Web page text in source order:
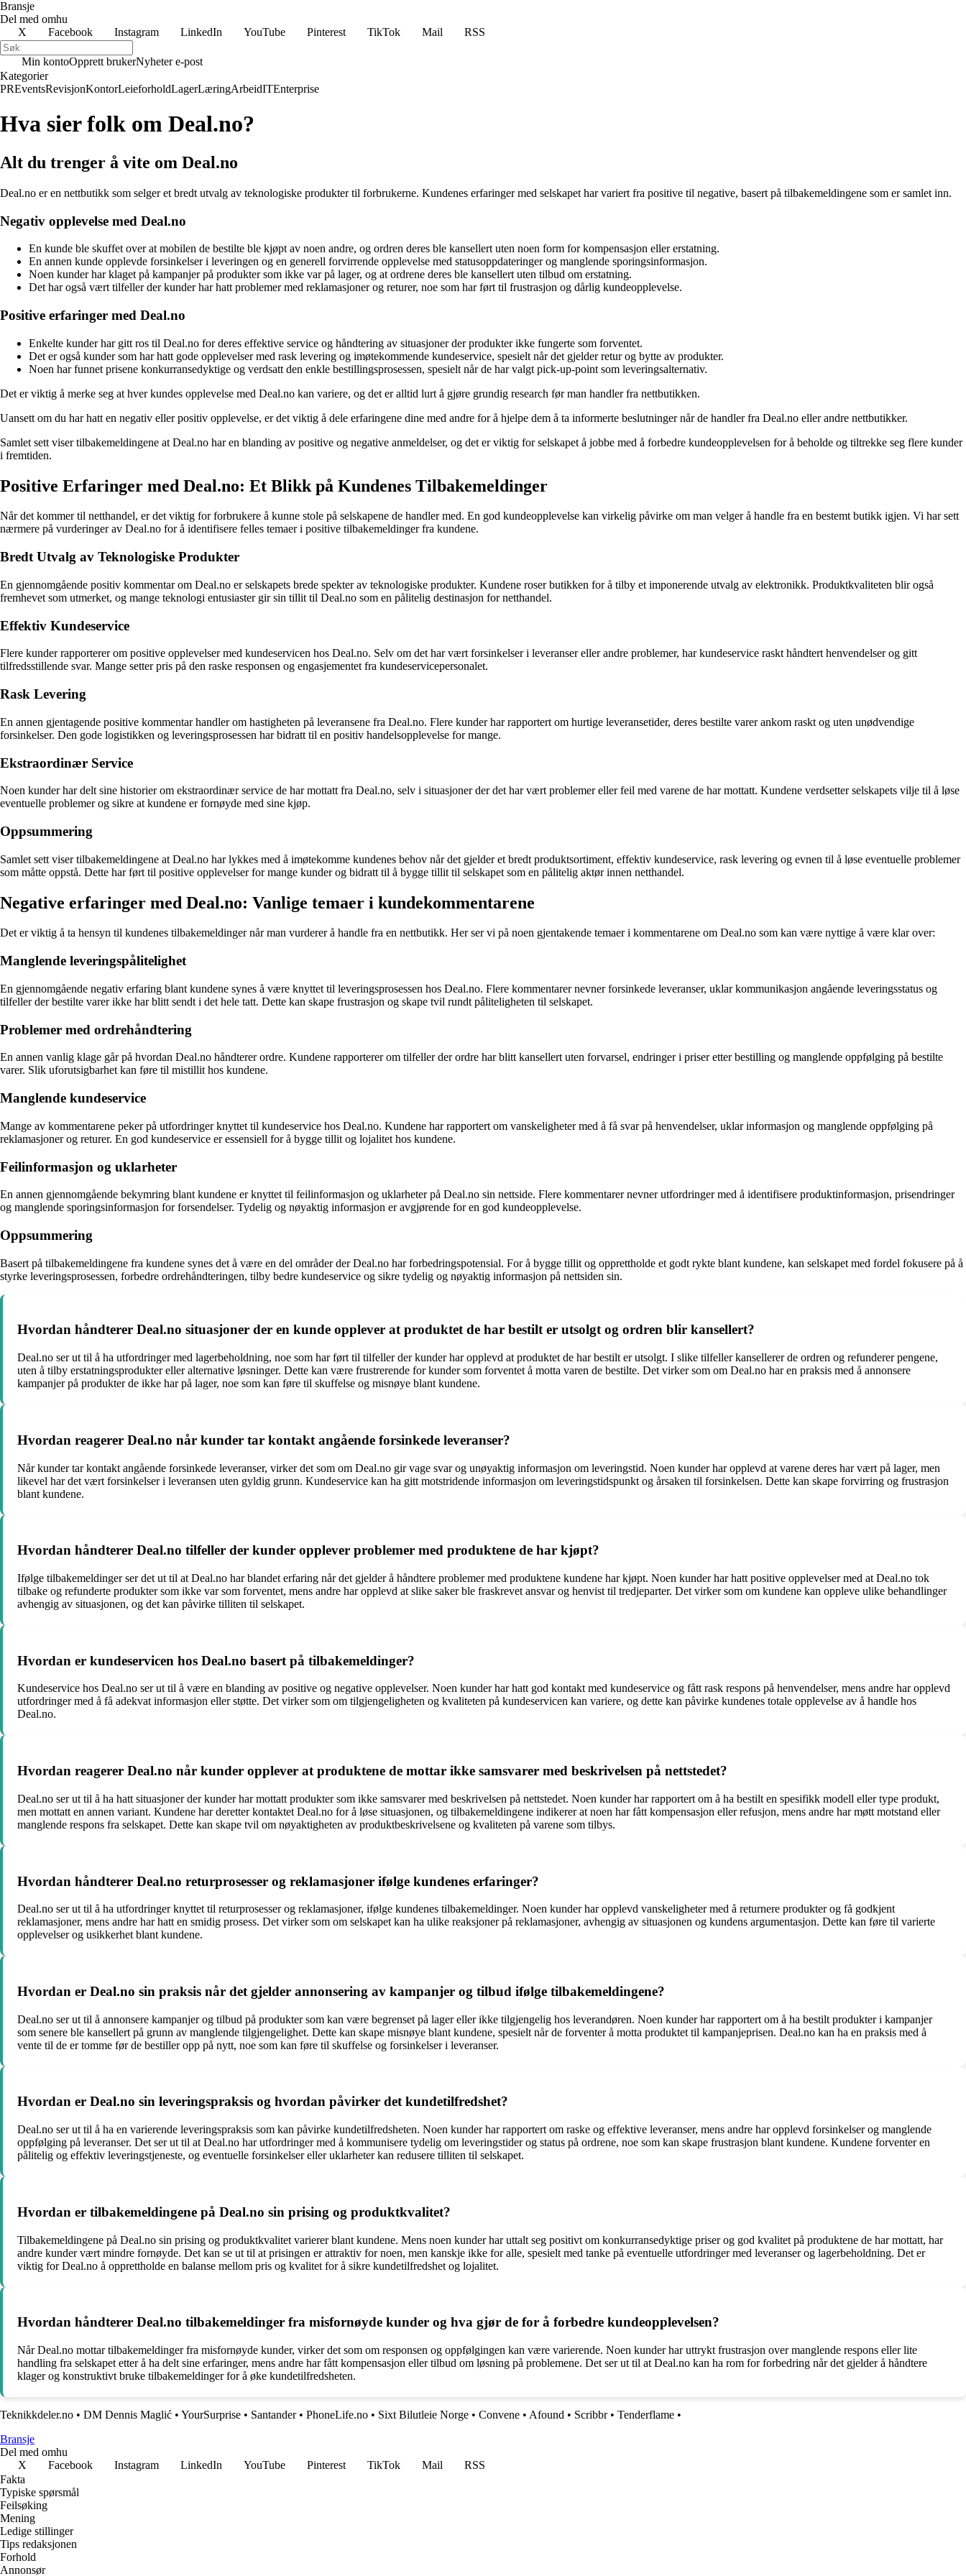
Bransje
Del med omhu
X
Facebook Instagram LinkedIn YouTube Pinterest TikTok Mail RSS
Min kontoOpprett brukerNyheter e-post
Kategorier
PREventsRevisjonKontorLeieforholdLagerLæringArbeidITEnterprise
Hva sier folk om Deal.no?
Alt du trenger å vite om Deal.no
Deal.no er en nettbutikk som selger et bredt utvalg av teknologiske produkter til forbrukerne. Kundenes erfaringer med selskapet har variert fra positive til negative, basert på tilbakemeldingene som er samlet inn.
Negativ opplevelse med Deal.no
En kunde ble skuffet over at mobilen de bestilte ble kjøpt av noen andre, og ordren deres ble kansellert uten noen form for kompensasjon eller erstatning.
En annen kunde opplevde forsinkelser i leveringen og en generell forvirrende opplevelse med statusoppdateringer og manglende sporingsinformasjon.
Noen kunder har klaget på kampanjer på produkter som ikke var på lager, og at ordrene deres ble kansellert uten tilbud om erstatning.
Det har også vært tilfeller der kunder har hatt problemer med reklamasjoner og returer, noe som har ført til frustrasjon og dårlig kundeopplevelse.
Positive erfaringer med Deal.no
Enkelte kunder har gitt ros til Deal.no for deres effektive service og håndtering av situasjoner der produkter ikke fungerte som forventet.
Det er også kunder som har hatt gode opplevelser med rask levering og imøtekommende kundeservice, spesielt når det gjelder retur og bytte av produkter.
Noen har funnet prisene konkurransedyktige og verdsatt den enkle bestillingsprosessen, spesielt når de har valgt pick-up-point som leveringsalternativ.
Det er viktig å merke seg at hver kundes opplevelse med Deal.no kan variere, og det er alltid lurt å gjøre grundig research før man handler fra nettbutikken.
Uansett om du har hatt en negativ eller positiv opplevelse, er det viktig å dele erfaringene dine med andre for å hjelpe dem å ta informerte beslutninger når de handler fra Deal.no eller andre nettbutikker.
Samlet sett viser tilbakemeldingene at Deal.no har en blanding av positive og negative anmeldelser, og det er viktig for selskapet å jobbe med å forbedre kundeopplevelsen for å beholde og tiltrekke seg flere kunder
i fremtiden.
Positive Erfaringer med Deal.no: Et Blikk på Kundenes Tilbakemeldinger
Når det kommer til netthandel, er det viktig for forbrukere å kunne stole på selskapene de handler med. En god kundeopplevelse kan virkelig påvirke om man velger å handle fra en bestemt butikk igjen. Vi har sett
nærmere på vurderinger av Deal.no for å identifisere felles temaer i positive tilbakemeldinger fra kundene.
Bredt Utvalg av Teknologiske Produkter
En gjennomgående positiv kommentar om Deal.no er selskapets brede spekter av teknologiske produkter. Kundene roser butikken for å tilby et imponerende utvalg av elektronikk. Produktkvaliteten blir også
fremhevet som utmerket, og mange teknologi entusiaster gir sin tillit til Deal.no som en pålitelig destinasjon for netthandel.
Effektiv Kundeservice
Flere kunder rapporterer om positive opplevelser med kundeservicen hos Deal.no. Selv om det har vært forsinkelser i leveranser eller andre problemer, har kundeservice raskt håndtert henvendelser og gitt
tilfredsstillende svar. Mange setter pris på den raske responsen og engasjementet fra kundeservicepersonalet.
Rask Levering
En annen gjentagende positive kommentar handler om hastigheten på leveransene fra Deal.no. Flere kunder har rapportert om hurtige leveransetider, deres bestilte varer ankom raskt og uten unødvendige
forsinkelser. Den gode logistikken og leveringsprosessen har bidratt til en positiv handelsopplevelse for mange.
Ekstraordinær Service
Noen kunder har delt sine historier om ekstraordinær service de har mottatt fra Deal.no, selv i situasjoner der det har vært problemer eller feil med varene de har mottatt. Kundene verdsetter selskapets vilje til å løse
eventuelle problemer og sikre at kundene er fornøyde med sine kjøp.
Oppsummering
Samlet sett viser tilbakemeldingene at Deal.no har lykkes med å imøtekomme kundenes behov når det gjelder et bredt produktsortiment, effektiv kundeservice, rask levering og evnen til å løse eventuelle problemer
som måtte oppstå. Dette har ført til positive opplevelser for mange kunder og bidratt til å bygge tillit til selskapet som en pålitelig aktør innen netthandel.
Negative erfaringer med Deal.no: Vanlige temaer i kundekommentarene
Det er viktig å ta hensyn til kundenes tilbakemeldinger når man vurderer å handle fra en nettbutikk. Her ser vi på noen gjentakende temaer i kommentarene om Deal.no som kan være nyttige å være klar over:
Manglende leveringspålitelighet
En gjennomgående negativ erfaring blant kundene synes å være knyttet til leveringsprosessen hos Deal.no. Flere kommentarer nevner forsinkede leveranser, uklar kommunikasjon angående leveringsstatus og
tilfeller der bestilte varer ikke har blitt sendt i det hele tatt. Dette kan skape frustrasjon og skape tvil rundt påliteligheten til selskapet.
Problemer med ordrehåndtering
En annen vanlig klage går på hvordan Deal.no håndterer ordre. Kundene rapporterer om tilfeller der ordre har blitt kansellert uten forvarsel, endringer i priser etter bestilling og manglende oppfølging på bestilte
varer. Slik uforutsigbarhet kan føre til mistillit hos kundene.
Manglende kundeservice
Mange av kommentarene peker på utfordringer knyttet til kundeservice hos Deal.no. Kundene har rapportert om vanskeligheter med å få svar på henvendelser, uklar informasjon og manglende oppfølging på
reklamasjoner og returer. En god kundeservice er essensiell for å bygge tillit og lojalitet hos kundene.
Feilinformasjon og uklarheter
En annen gjennomgående bekymring blant kundene er knyttet til feilinformasjon og uklarheter på Deal.no sin nettside. Flere kommentarer nevner utfordringer med å identifisere produktinformasjon, prisendringer
og manglende sporingsinformasjon for forsendelser. Tydelig og nøyaktig informasjon er avgjørende for en god kundeopplevelse.
Oppsummering
Basert på tilbakemeldingene fra kundene synes det å være en del områder der Deal.no har forbedringspotensial. For å bygge tillit og opprettholde et godt rykte blant kundene, kan selskapet med fordel fokusere på å
styrke leveringsprosessen, forbedre ordrehåndteringen, tilby bedre kundeservice og sikre tydelig og nøyaktig informasjon på nettsiden sin.
Hvordan håndterer Deal.no situasjoner der en kunde opplever at produktet de har bestilt er utsolgt og ordren blir kansellert?
Deal.no ser ut til å ha utfordringer med lagerbeholdning, noe som har ført til tilfeller der kunder har opplevd at produktet de har bestilt er utsolgt. I slike tilfeller kansellerer de ordren og refunderer pengene,
uten å tilby erstatningsprodukter eller alternative løsninger. Dette kan være frustrerende for kunder som forventet å motta varen de bestilte. Det virker som om Deal.no har en praksis med å annonsere
kampanjer på produkter de ikke har på lager, noe som kan føre til skuffelse og misnøye blant kundene.
Hvordan reagerer Deal.no når kunder tar kontakt angående forsinkede leveranser?
Når kunder tar kontakt angående forsinkede leveranser, virker det som om Deal.no gir vage svar og unøyaktig informasjon om leveringstid. Noen kunder har opplevd at varene deres har vært på lager, men
likevel har det vært forsinkelser i leveransen uten gyldig grunn. Kundeservice kan ha gitt motstridende informasjon om leveringstidspunkt og årsaken til forsinkelsen. Dette kan skape forvirring og frustrasjon
blant kundene.
Hvordan håndterer Deal.no tilfeller der kunder opplever problemer med produktene de har kjøpt?
Ifølge tilbakemeldinger ser det ut til at Deal.no har blandet erfaring når det gjelder å håndtere problemer med produktene kundene har kjøpt. Noen kunder har hatt positive opplevelser med at Deal.no tok
tilbake og refunderte produkter som ikke var som forventet, mens andre har opplevd at slike saker ble fraskrevet ansvar og henvist til tredjeparter. Det virker som om kundene kan oppleve ulike behandlinger
avhengig av situasjonen, og det kan påvirke tilliten til selskapet.
Hvordan er kundeservicen hos Deal.no basert på tilbakemeldinger?
Kundeservice hos Deal.no ser ut til å være en blanding av positive og negative opplevelser. Noen kunder har hatt god kontakt med kundeservice og fått rask respons på henvendelser, mens andre har opplevd
utfordringer med å få adekvat informasjon eller støtte. Det virker som om tilgjengeligheten og kvaliteten på kundeservicen kan variere, og dette kan påvirke kundenes totale opplevelse av å handle hos
Deal.no.
Hvordan reagerer Deal.no når kunder opplever at produktene de mottar ikke samsvarer med beskrivelsen på nettstedet?
Deal.no ser ut til å ha hatt situasjoner der kunder har mottatt produkter som ikke samsvarer med beskrivelsen på nettstedet. Noen kunder har rapportert om å ha bestilt en spesifikk modell eller type produkt,
men mottatt en annen variant. Kundene har deretter kontaktet Deal.no for å løse situasjonen, og tilbakemeldingene indikerer at noen har fått kompensasjon eller refusjon, mens andre har møtt motstand eller
manglende respons fra selskapet. Dette kan skape tvil om nøyaktigheten av produktbeskrivelsene og kvaliteten på varene som tilbys.
Hvordan håndterer Deal.no returprosesser og reklamasjoner ifølge kundenes erfaringer?
Deal.no ser ut til å ha utfordringer knyttet til returprosesser og reklamasjoner, ifølge kundenes tilbakemeldinger. Noen kunder har opplevd vanskeligheter med å returnere produkter og få godkjent
reklamasjoner, mens andre har hatt en smidig prosess. Det virker som om selskapet kan ha ulike reaksjoner på reklamasjoner, avhengig av situasjonen og kundens argumentasjon. Dette kan føre til varierte
opplevelser og usikkerhet blant kundene.
Hvordan er Deal.no sin praksis når det gjelder annonsering av kampanjer og tilbud ifølge tilbakemeldingene?
Deal.no ser ut til å annonsere kampanjer og tilbud på produkter som kan være begrenset på lager eller ikke tilgjengelig hos leverandøren. Noen kunder har rapportert om å ha bestilt produkter i kampanjer
som senere ble kansellert på grunn av manglende tilgjengelighet. Dette kan skape misnøye blant kundene, spesielt når de forventer å motta produktet til kampanjeprisen. Deal.no kan ha en praksis med å
vente til de er tomme før de bestiller opp på nytt, noe som kan føre til skuffelse og forsinkelser i leveranser.
Hvordan er Deal.no sin leveringspraksis og hvordan påvirker det kundetilfredshet?
Deal.no ser ut til å ha en varierende leveringspraksis som kan påvirke kundetilfredsheten. Noen kunder har rapportert om raske og effektive leveranser, mens andre har opplevd forsinkelser og manglende
oppfølging på leveranser. Det ser ut til at Deal.no har utfordringer med å kommunisere tydelig om leveringstider og status på ordrene, noe som kan skape frustrasjon blant kundene. Kundene forventer en
pålitelig og effektiv leveringstjeneste, og eventuelle forsinkelser eller uklarheter kan redusere tilliten til selskapet.
Hvordan er tilbakemeldingene på Deal.no sin prising og produktkvalitet?
Tilbakemeldingene på Deal.no sin prising og produktkvalitet varierer blant kundene. Mens noen kunder har uttalt seg positivt om konkurransedyktige priser og god kvalitet på produktene de har mottatt, har
andre kunder vært mindre fornøyde. Det kan se ut til at prisingen er attraktiv for noen, men kanskje ikke for alle, spesielt med tanke på eventuelle utfordringer med leveranser og lagerbeholdning. Det er
viktig for Deal.no å opprettholde en balanse mellom pris og kvalitet for å sikre kundetilfredshet og lojalitet.
Hvordan håndterer Deal.no tilbakemeldinger fra misfornøyde kunder og hva gjør de for å forbedre kundeopplevelsen?
Når Deal.no mottar tilbakemeldinger fra misfornøyde kunder, virker det som om responsen og oppfølgingen kan være varierende. Noen kunder har uttrykt frustrasjon over manglende respons eller lite
handling fra selskapet etter å ha delt sine erfaringer, mens andre har fått kompensasjon eller tilbud om løsning på problemene. Det ser ut til at Deal.no kan ha rom for forbedring når det gjelder å håndtere
klager og konstruktivt bruke tilbakemeldinger for å øke kundetilfredsheten.
Teknikkdeler.no • DM Dennis Maglić • YourSurprise • Santander• PhoneLife.no • Sixt Bilutleie Norge • Convene • Afound • Scribbr• Tenderflame •
Bransje
Del med omhu
X
Facebook Instagram LinkedIn YouTube Pinterest TikTok Mail
RSS
Fakta
Typiske spørsmål
Feilsøking
Mening
Ledige stillinger
Tips redaksjonen
Forhold
Annonsør